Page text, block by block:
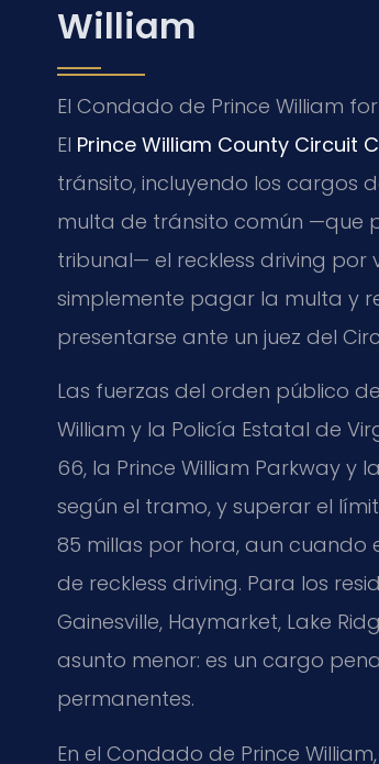
William
El Condado de Prince William
El Prince William County Circuit
tránsito, incluyendo los cargos
multa de tránsito común —que
tribunal— el reckless driving por
simplemente pagar la multa y
presentarse ante un juez del
Las fuerzas del orden público
William y la Policía Estatal de
66, la Prince William Parkway y
según el tramo, y superar el
85 millas por hora, aun
de reckless driving. Para los
Gainesville, Haymarket, Lake
asunto menor: es un cargo
permanentes.
En el Condado de Prince